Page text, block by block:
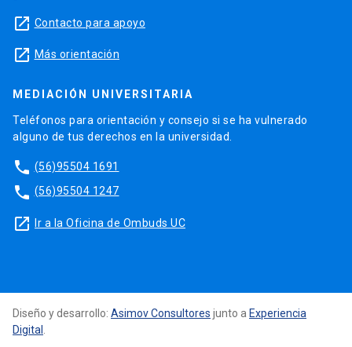
launch Contacto para apoyo
launch Más orientación
MEDIACIÓN UNIVERSITARIA
Teléfonos para orientación y consejo si se ha vulnerado
alguno de tus derechos en la universidad.
phone (56)95504 1691
phone (56)95504 1247
launch Ir a la Oficina de Ombuds UC
Diseño y desarrollo: Asimov Consultores junto a Experiencia
Digital